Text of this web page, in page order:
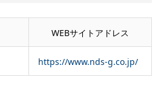
WEBサイトアドレス
https://www.nds-g.co.jp/